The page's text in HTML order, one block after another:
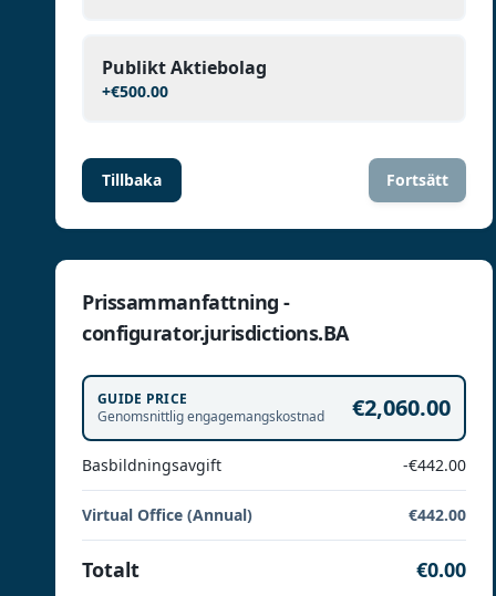
Publikt Aktiebolag
+€500.00
Tillbaka Fortsätt
Prissammanfattning -
configurator.jurisdictions.BA
GUIDE PRICE
Genomsnittlig engagemangskostnad
€2,060.00
Basbildningsavgift -€442.00
Virtual Office (Annual) €442.00
Totalt €0.00